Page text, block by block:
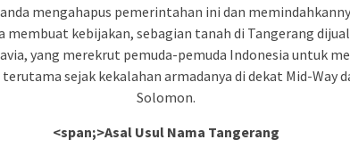
mengahapus pemerintahan ini dan
membuat kebijakan, sebagian tanah di Tangerang
yang merekrut pemuda-pemuda Indonesia untuk
sejak kekalahan armadanya di dekat Mid-Way
Solomon.
<span;>Asal Usul Nama Tangerang